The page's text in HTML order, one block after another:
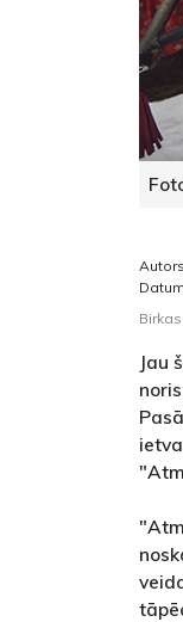
Birkas:
Jau